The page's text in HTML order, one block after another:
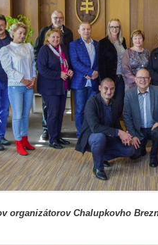
organizátorov Chalupkovho